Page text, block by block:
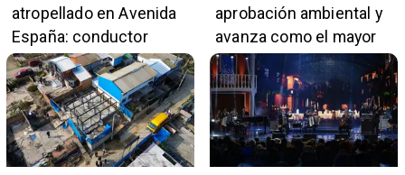
atropellado en Avenida
España: conductor
también pertenece a la
institución naval
aprobación ambiental y
avanza como el mayor
proyecto portuario del
país